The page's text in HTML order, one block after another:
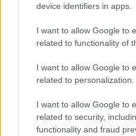
device identifiers in apps.
I want to allow Google to
related to functionality of
I want to allow Google to
related to personalization.
I want to allow Google to
related to security,
functionality and fraud
δεικτών FTSE4Good